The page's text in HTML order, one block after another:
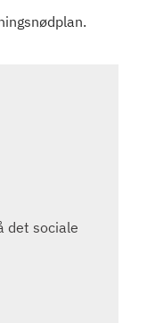
det sociale